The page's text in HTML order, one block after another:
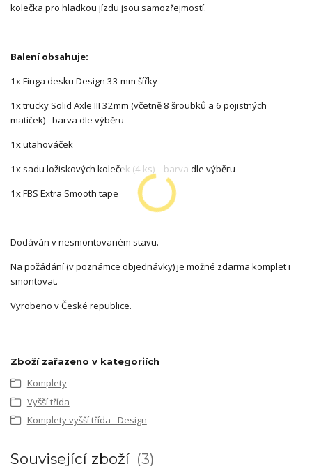
kolečka pro hladkou jízdu jsou samozřejmostí.
Balení obsahuje:
1x Finga desku Design 33 mm šířky
1x trucky Solid Axle III 32mm (včetně 8 šroubků a 6 pojistných
matiček) - barva dle výběru
1x utahováček
1x sadu ložiskových koleček (4 ks) - barva dle výběru
1x FBS Extra Smooth tape
Dodáván v nesmontovaném stavu.
Na požádání (v poznámce objednávky) je možné zdarma komplet i
smontovat.
Vyrobeno v České republice.
Zboží zařazeno v kategoriích
Komplety
Vyšší třída
Komplety vyšší třída - Design
Související zboží 3